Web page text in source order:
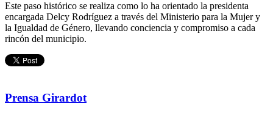
Este paso histórico se realiza como lo ha orientado la presidenta
encargada Delcy Rodríguez a través del Ministerio para la Mujer y
la Igualdad de Género, llevando conciencia y compromiso a cada
rincón del municipio.
Prensa Girardot